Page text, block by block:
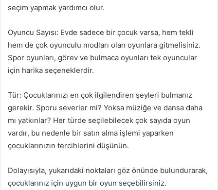
seçim yapmak yardımcı olur.
Oyuncu Sayısı: Evde sadece bir çocuk varsa, hem tekli
hem de çok oyunculu modları olan oyunlara gitmelisiniz.
Spor oyunları, görev ve bulmaca oyunları tek oyuncular
için harika seçeneklerdir.
Tür: Çocuklarınızı en çok ilgilendiren şeyleri bulmanız
gerekir. Sporu severler mi? Yoksa müziğe ve dansa daha
mı yatkınlar? Her türde seçilebilecek çok sayıda oyun
vardır, bu nedenle bir satın alma işlemi yaparken
çocuklarınızın tercihlerini düşünün.
Dolayısıyla, yukarıdaki noktaları göz önünde bulundurarak,
çocuklarınız için uygun bir oyun seçebilirsiniz.